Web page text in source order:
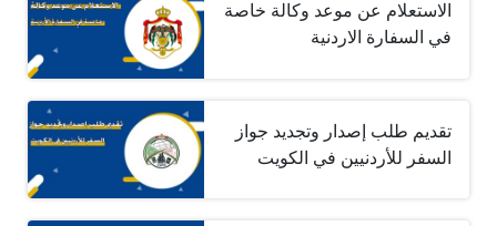
الاستعلام عن موعد وكالة خاصة
في السفارة الاردنية
تقديم طلب إصدار وتجديد جواز
السفر للأردنيين في الكويت